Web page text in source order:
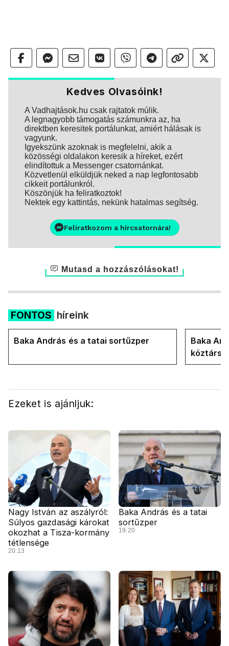
Kedves Olvasóink!
A Vadhajtások.hu csak rajtatok múlik.
A legnagyobb támogatás számunkra az, ha
direktben keresitek portálunkat, amiért hálásak is
vagyunk.
Igyekszünk azoknak is megfelelni, akik a
közösségi oldalakon keresik a híreket, ezért
elindítottuk a Messenger csatornánkat.
Közvetlenül elküldjük neked a nap legfontosabb
cikkeit portálunkról.
Köszönjük ha feliratkoztok!
Nektek egy kattintás, nekünk hatalmas segítség.
Feliratkozom a hírcsatornára!
Mutasd a hozzászólásokat!
FONTOS híreink
Baka András és a tatai sortűzper
Baka
Ezeket is ajánljuk:
Nagy István az aszályról:
Súlyos gazdasági károkat
okozhat a Tisza-kormány
tétlensége
20:13
Baka András és a tatai
sortűzper
19:20